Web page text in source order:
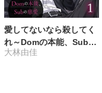
愛してないなら殺してく
れ～Domの本能、Subの
慈愛～
大林由佳